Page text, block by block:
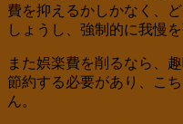
費を抑えるかしかなく、
しょうし、強制的に我慢を
また娯楽費を削るなら、
節約する必要があり、こ
ん。